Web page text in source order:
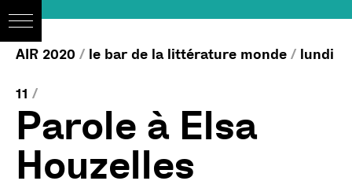
AIR 2020 / le bar de la littérature monde / lundi
11 /
Parole à Elsa
Houzelles